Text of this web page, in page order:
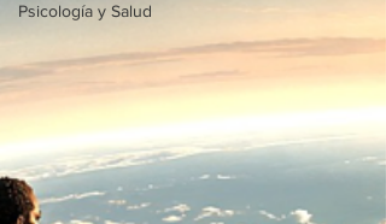
Psicología y Salud